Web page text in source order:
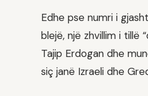
Edhe pse numri i
blejë, një zhvillim i tillë
Tajip Erdogan dhe
siç janë Izraeli dhe